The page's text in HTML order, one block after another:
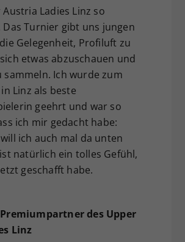
Ladies Linz so
Turnier gibt uns jungen
Gelegenheit, Profiluft zu
etwas abzuschauen und
sammeln. Ich wurde zum
Linz als beste
geehrt und war so
ich mir gedacht habe:
ich auch mal da unten
natürlich ein tolles Gefühl,
geschafft habe.
des Upper
Linz